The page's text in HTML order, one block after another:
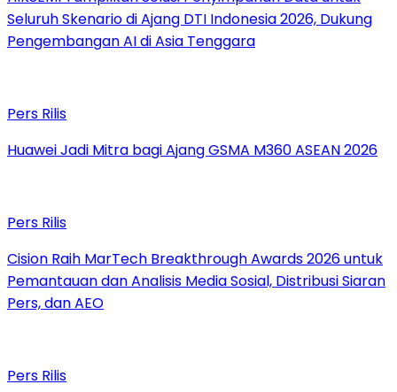
Seluruh Skenario di Ajang DTI Indonesia 2026, Dukung
Pengembangan AI di Asia Tenggara
Pers Rilis
Huawei Jadi Mitra bagi Ajang GSMA M360 ASEAN 2026
Pers Rilis
Cision Raih MarTech Breakthrough Awards 2026 untuk
Pemantauan dan Analisis Media Sosial, Distribusi Siaran
Pers, dan AEO
Pers Rilis